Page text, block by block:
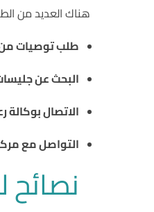
هناك العديد من
طلب توصيات من
البحث عن
الاتصال بوكالة
التواصل مع
نصائح